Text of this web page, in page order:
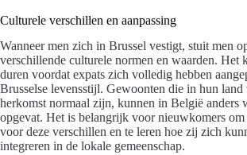
Culturele verschillen en aanpassing
Wanneer men zich in Brussel vestigt, stuit men
verschillende culturele normen en waarden. Het
duren voordat expats zich volledig hebben
Brusselse levensstijl. Gewoonten die in hun land
herkomst normaal zijn, kunnen in België anders
opgevat. Het is belangrijk voor nieuwkomers om
voor deze verschillen en te leren hoe zij zich
integreren in de lokale gemeenschap.